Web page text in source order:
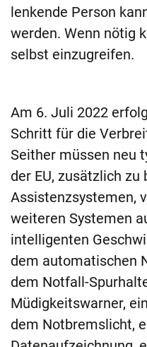
lenkende Person
werden. Wenn nötig
selbst einzugreifen.
Am 6. Juli 2022
Schritt für die
Seither müssen neu
der EU, zusätzlich
Assistenzsystemen,
weiteren Systemen
intelligenten
dem automatischen
dem Notfall-
Müdigkeitswarner,
dem Notbremslicht,